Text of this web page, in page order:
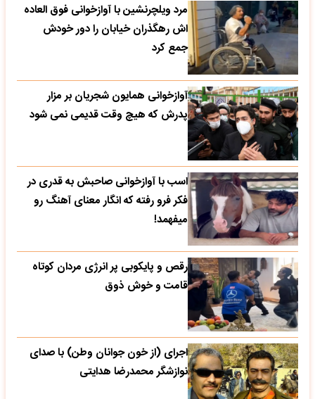
مرد ویلچرنشین با آوازخوانی فوق العاده
اش رهگذران خیابان را دور خودش
جمع کرد
آوازخوانی همایون شجریان بر مزار
پدرش که هیچ وقت قدیمی نمی شود
اسب با آوازخوانی صاحبش به قدری در
فکر فرو رفته که انگار معنای آهنگ رو
میفهمد!
رقص و پایکوبی پر انرژی مردان کوتاه
قامت و خوش ذوق
اجرای (از خون جوانان وطن) با صدای
نوازشگر محمدرضا هدایتی